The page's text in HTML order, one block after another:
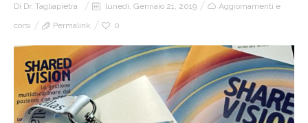
Di Dr. Tagliapietra lunedì, Gennaio 21, 2019
Aggiornamenti e
corsi
Permalink 0